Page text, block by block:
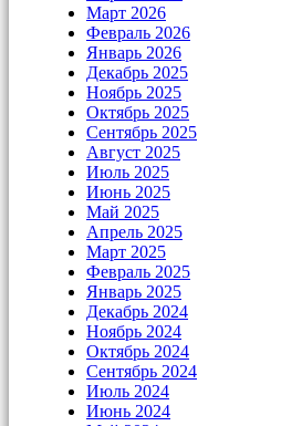
Март 2026
Февраль 2026
Январь 2026
Декабрь 2025
Ноябрь 2025
Октябрь 2025
Сентябрь 2025
Август 2025
Июль 2025
Июнь 2025
Май 2025
Апрель 2025
Март 2025
Февраль 2025
Январь 2025
Декабрь 2024
Ноябрь 2024
Октябрь 2024
Сентябрь 2024
Июль 2024
Июнь 2024